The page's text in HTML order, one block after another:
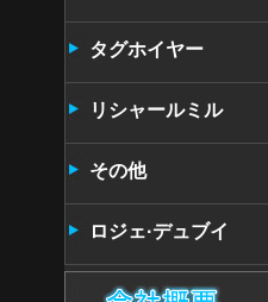
タンタン
タグホイヤー
リシャールミル
その他
ロジェ·デュブイ